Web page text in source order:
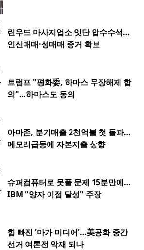
린우드 마사지업소 잇단 압수수색…
인신매매·성매매 증거 확보
트럼프 "평화委, 하마스 무장해제 합
의"…하마스도 동의
아마존, 분기매출 2천억불 첫 돌파…
메모리급등에 자본지출 상향
슈퍼컴퓨터로 못풀 문제 15분만에…
IBM "양자 이점 달성" 주장
힘 빠진 '마가 미디어'…美공화 중간
선거 여론전 악재 되나